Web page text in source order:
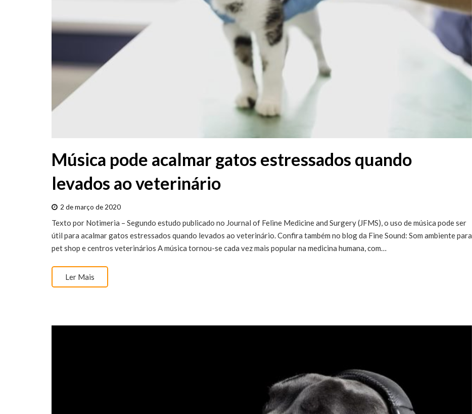
Música pode acalmar gatos estressados ​​quando
levados ao veterinário
2 de março de 2020
Texto por Notimeria – Segundo estudo publicado no Journal of Feline Medicine and Surgery (JFMS), o uso de música pode ser
útil para acalmar gatos estressados ​​quando levados ao veterinário. Confira também no blog da Fine Sound: Som ambiente para
pet shop e centros veterinários A música tornou-se cada vez mais popular na medicina humana, com…
Ler Mais